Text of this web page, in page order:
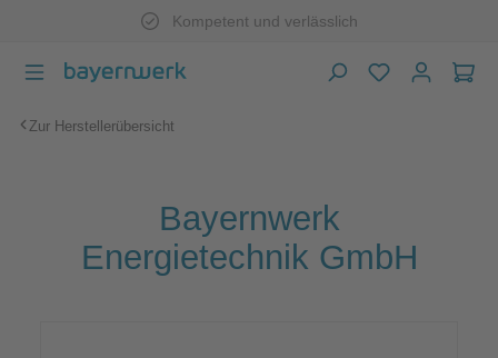
Zum Hauptinhalt springenKompetent und verlässlich
Zur Herstellerübersicht
Bayernwerk
Energietechnik GmbH